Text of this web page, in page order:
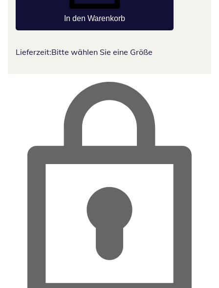
In den Warenkorb
Lieferzeit:Bitte wählen Sie eine Größe